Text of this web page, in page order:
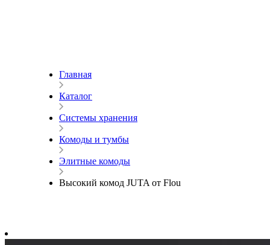
Главная
Каталог
Системы хранения
Комоды и тумбы
Элитные комоды
Высокий комод JUTA от Flou